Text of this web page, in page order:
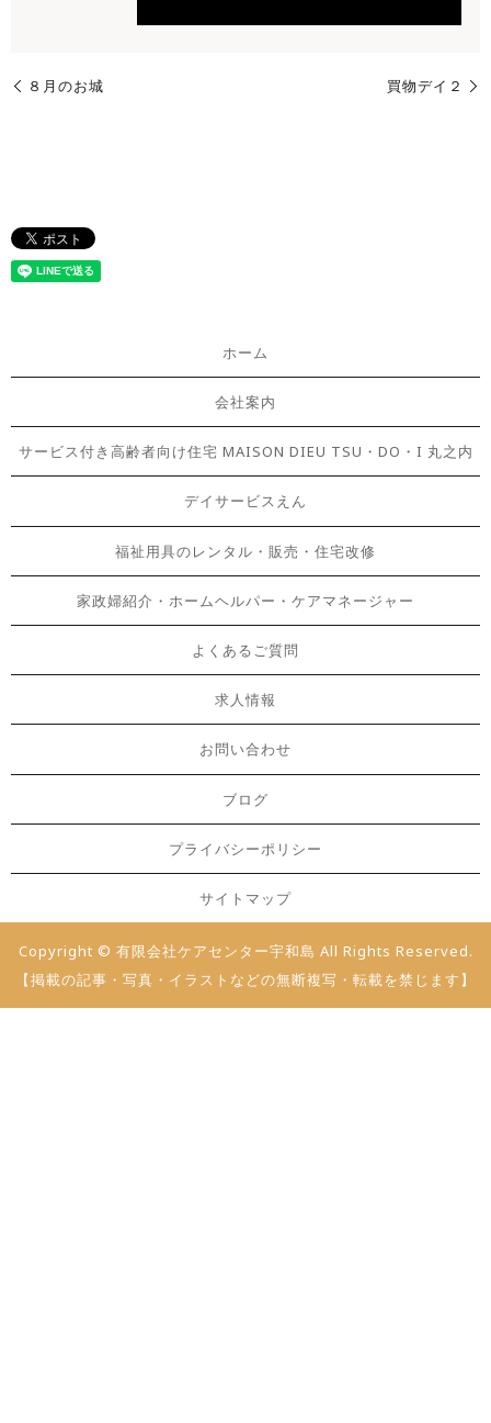
８月のお城 買物デイ２
ホーム
会社案内
サービス付き高齢者向け住宅 MAISON DIEU TSU・DO・I 丸之内
デイサービスえん
福祉用具のレンタル・販売・住宅改修
家政婦紹介・ホームヘルパー・ケアマネージャー
よくあるご質問
求人情報
お問い合わせ
ブログ
プライバシーポリシー
サイトマップ
Copyright © 有限会社ケアセンター宇和島 All Rights Reserved.
【掲載の記事・写真・イラストなどの無断複写・転載を禁じます】